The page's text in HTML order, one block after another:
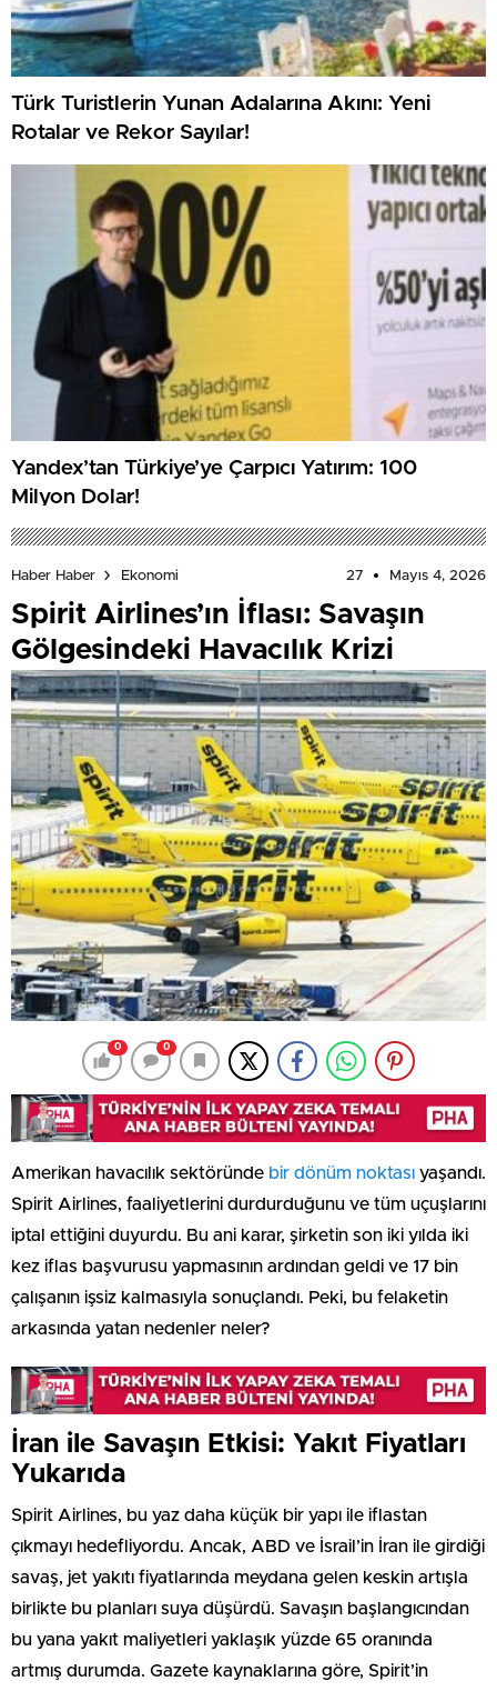
Türk Turistlerin Yunan Adalarına Akını: Yeni
Rotalar ve Rekor Sayılar!
Yandex’tan Türkiye’ye Çarpıcı Yatırım: 100
Milyon Dolar!
Haber Haber Ekonomi 27 Mayıs 4, 2026
Spirit Airlines’ın İflası: Savaşın
Gölgesindeki Havacılık Krizi
0 0
Amerikan havacılık sektöründe bir dönüm noktası yaşandı.
Spirit Airlines, faaliyetlerini durdurduğunu ve tüm uçuşlarını
iptal ettiğini duyurdu. Bu ani karar, şirketin son iki yılda iki
kez iflas başvurusu yapmasının ardından geldi ve 17 bin
çalışanın işsiz kalmasıyla sonuçlandı. Peki, bu felaketin
arkasında yatan nedenler neler?
İran ile Savaşın Etkisi: Yakıt Fiyatları
Yukarıda
Spirit Airlines, bu yaz daha küçük bir yapı ile iflastan
çıkmayı hedefliyordu. Ancak, ABD ve İsrail’in İran ile girdiği
savaş, jet yakıtı fiyatlarında meydana gelen keskin artışla
birlikte bu planları suya düşürdü. Savaşın başlangıcından
bu yana yakıt maliyetleri yaklaşık yüzde 65 oranında
artmış durumda. Gazete kaynaklarına göre, Spirit’in